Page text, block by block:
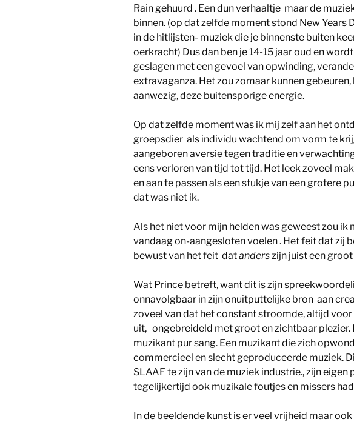
Rain gehuurd . Een dun verhaaltje maar de
binnen. (op dat zelfde moment stond New Years
in de hitlijsten- muziek die je binnenste buiten
oerkracht) Dus dan ben je 14-15 jaar oud en
geslagen met een gevoel van opwinding,
extravaganza. Het zou zomaar kunnen
aanwezig, deze buitensporige energie.
Op dat zelfde moment was ik mij zelf aan het
groepsdier als individu wachtend om vorm te
aangeboren aversie tegen traditie en
eens verloren van tijd tot tijd. Het leek zoveel
en aan te passen als een stukje van een grotere
dat was niet ik.
Als het niet voor mijn helden was geweest zou ik
vandaag on-aangesloten voelen . Het feit dat zij
bewust van het feit datanderszijn juist een
Wat Prince betreft, want dit is zijn
onnavolgbaar in zijn onuitputtelijke bron aan
zoveel van dat het constant stroomde, altijd
uit, ongebreideld met groot en zichtbaar plezier.
muzikant pur sang. Een muzikant die zich
commercieel en slecht geproduceerde muziek.
SLAAF te zijn van de muziek industrie., zijn eigen
tegelijkertijd ook muzikale foutjes en missers
In de beeldende kunst is er veel vrijheid maar